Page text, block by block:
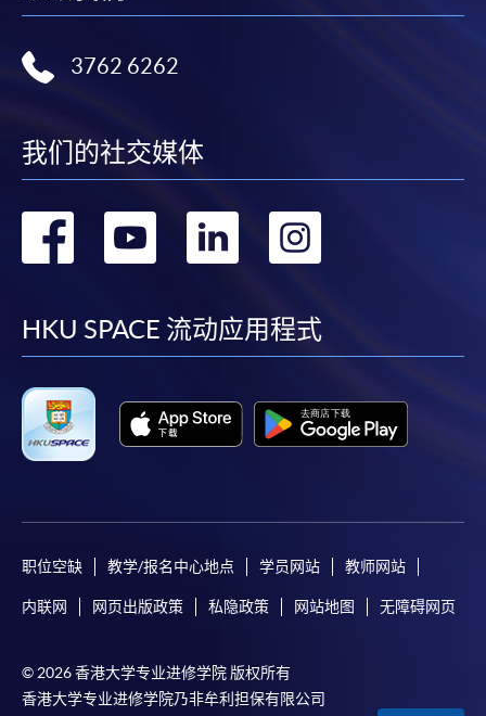
3762 6262
我们的社交媒体
转
facebook
转
youtube
转
linkedin
转
HKU SPACE 流动应用程式
职位空缺 教学/报名中心地点 学员网站 教师网站
内联网 网页出版政策 私隐政策 网站地图 无障碍网页
© 2026 香港大学专业进修学院 版权所有
香港大学专业进修学院乃非牟利担保有限公司